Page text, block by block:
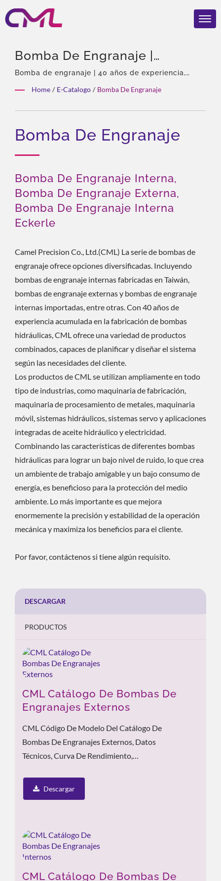
Bomba De Engranaje |
Válvulas Hidráulicas
Certificadas Por EMC, ISO
9001 Y CE – El
Reconocimiento Global De
CML
Bomba de engranaje | 40 años de experiencia,
Distribución global.
Home / E-Catalogo / Bomba De Engranaje
Bomba De Engranaje
Bomba De Engranaje Interna,
Bomba De Engranaje Externa,
Bomba De Engranaje Interna
Eckerle
Camel Precision Co., Ltd.(CML) La serie de bombas de
engranaje ofrece opciones diversificadas. Incluyendo
bombas de engranaje internas fabricadas en Taiwán,
bombas de engranaje externas y bombas de engranaje
internas importadas, entre otras. Con 40 años de
experiencia acumulada en la fabricación de bombas
hidráulicas, CML ofrece una variedad de productos
combinados, capaces de planificar y diseñar el sistema
según las necesidades del cliente.
Los productos de CML se utilizan ampliamente en todo
tipo de industrias, como maquinaria de fabricación,
maquinaria de procesamiento de metales, maquinaria
móvil, sistemas hidráulicos, sistemas servo y aplicaciones
integradas de aceite hidráulico y electricidad.
Combinando las características de diferentes bombas
hidráulicas para lograr un bajo nivel de ruido, lo que crea
un ambiente de trabajo amigable y un bajo consumo de
energía, es beneficioso para la protección del medio
ambiente. Lo más importante es que mejora
enormemente la precisión y estabilidad de la operación
mecánica y maximiza los beneficios para el cliente.
Por favor, contáctenos si tiene algún requisito.
DESCARGAR
PRODUCTOS
CML Catálogo De Bombas De
Engranajes Externos
CML Código De Modelo Del Catálogo De
Bombas De Engranajes Externos, Datos
Técnicos, Curva De Rendimiento,
Descargar
CML Catálogo De Bombas De